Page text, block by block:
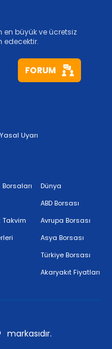
en büyük ve ücretsiz
FORUM
Yasal Uyarı
Takvim
Dünya
ABD Borsası
Avrupa Borsası
Asya Borsası
Türkiye Borsası
Akaryakıt Fiyatları
markasıdır.